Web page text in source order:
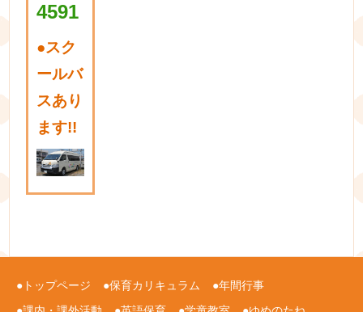
4591
●スク
ールバ
スあり
ます!!
トップページ 保育カリキュラム
年間行事